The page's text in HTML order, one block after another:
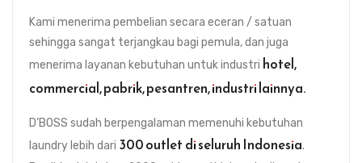
Kami menerima pembelian secara eceran / satuan
sehingga sangat terjangkau bagi pemula, dan juga
menerima layanan kebutuhan untuk industri hotel,
commercial, pabrik, pesantren, industri lainnya.
D’BOSS sudah berpengalaman memenuhi kebutuhan
laundry lebih dari 300 outlet di seluruh Indonesia.